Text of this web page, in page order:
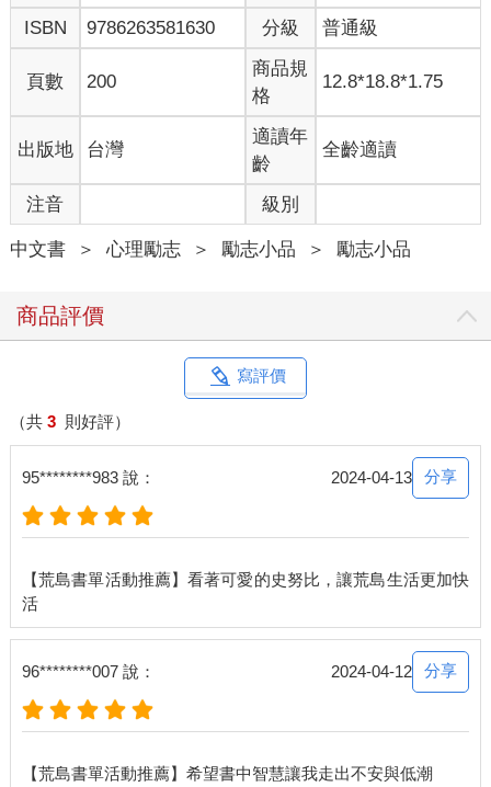
麼企望，過往的歡喜日子也不會回來；不管再怎麼盼望，也無法
保證明天一定會到來。春天一到，花兒綻放；入夜枕眠，醒來又
是新的一天。這些絕非理所當然的事，所以在一切都覺得理所當
然的今日，更要珍惜每一天地活下去。有時回想過往的事很好，
但不要一味沉浸其中，珍惜今天這個珍貴的日子最重要。
ISBN
9786263581630 分級 普通級
頁數 200
商品規
格
12.8*18.8*1.75
出版地 台灣
適讀年
齡
全齡適讀
注音 級別
中文書 ＞ 心理勵志 ＞ 勵志小品 ＞ 勵志小品
商品評價
寫評價
（共 3 則好評）
95********983 說： 2024-04-13 分享
【荒島書單活動推薦】看著可愛的史努比，讓荒島生活更加快
活
96********007 說： 2024-04-12 分享